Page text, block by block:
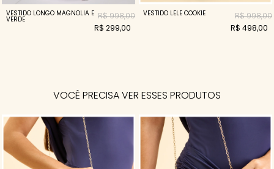
VESTIDO LONGO MAGNOLIA E
VERDE
R$ 998,00
R$ 299,00
VESTIDO LELE COOKIE
R$ 998,00
R$ 498,00
VOCÊ PRECISA VER ESSES PRODUTOS